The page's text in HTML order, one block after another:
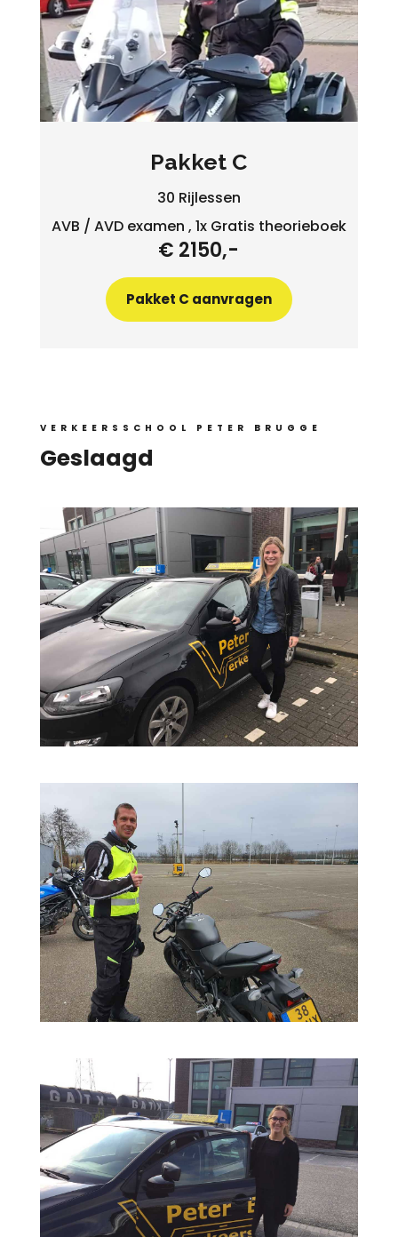
Pakket C
30 Rijlessen
AVB / AVD examen , 1x Gratis theorieboek
€ 2150,-
Pakket C aanvragen
VERKEERSSCHOOL PETER BRUGGE
Geslaagd